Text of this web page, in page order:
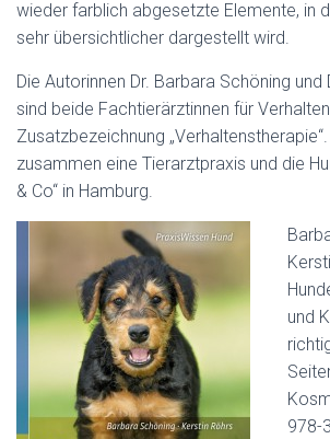
wieder farblich abgesetzte Elemente, in
sehr übersichtlicher dargestellt wird.
Die Autorinnen Dr. Barbara Schöning und
sind beide Fachtierärztinnen für
Zusatzbezeichnung
zusammen eine Tierarztpraxis und die
& Co“ in Hamburg.
und
978-